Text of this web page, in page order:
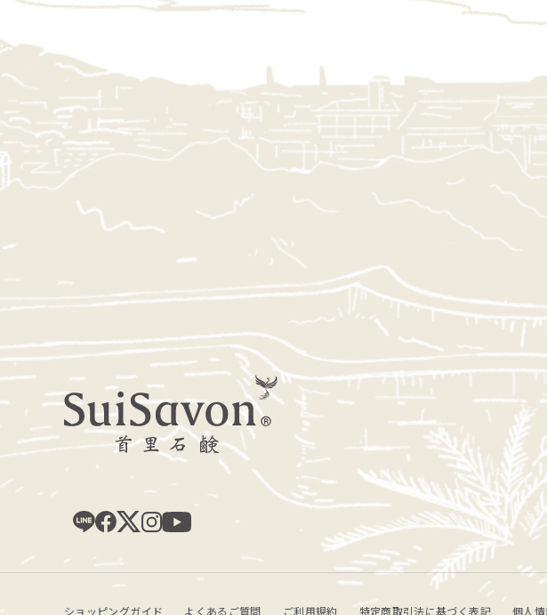
ショッピングガイド よくあるご質問 ご利用規約 特定商取引法に基づく表記 個人